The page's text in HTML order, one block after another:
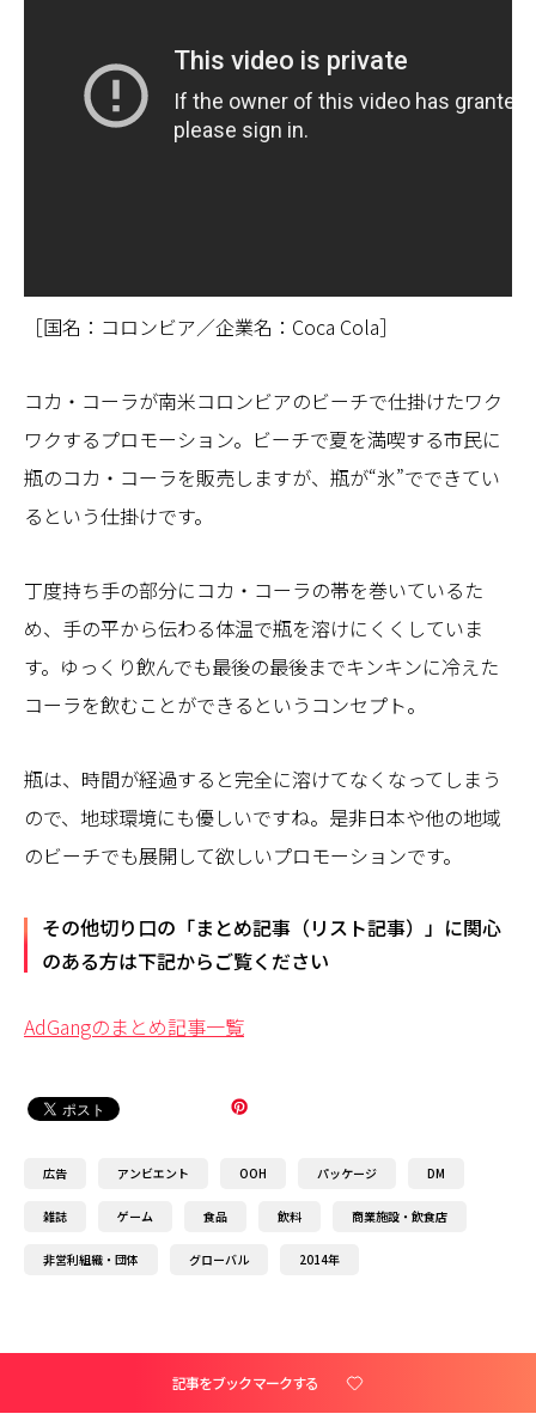
［国名：コロンビア／企業名：Coca Cola］
コカ・コーラが南米コロンビアのビーチで仕掛けたワク
ワクするプロモーション。ビーチで夏を満喫する市民に
瓶のコカ・コーラを販売しますが、瓶が“氷”でできてい
るという仕掛けです。
丁度持ち手の部分にコカ・コーラの帯を巻いているた
め、手の平から伝わる体温で瓶を溶けにくくしていま
す。ゆっくり飲んでも最後の最後までキンキンに冷えた
コーラを飲むことができるというコンセプト。
瓶は、時間が経過すると完全に溶けてなくなってしまう
ので、地球環境にも優しいですね。是非日本や他の地域
のビーチでも展開して欲しいプロモーションです。
その他切り口の「まとめ記事（リスト記事）」に関心
のある方は下記からご覧ください
AdGangのまとめ記事一覧
広告 アンビエント OOH パッケージ DM
雑誌 ゲーム 食品 飲料 商業施設・飲食店
非営利組織・団体 グローバル 2014年
記事をブックマークする